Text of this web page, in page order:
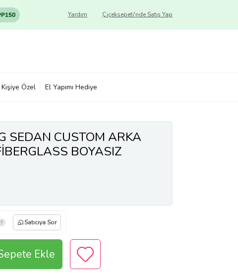
Çiçeksepeti'nde Satış Yap
Yardım
Kişiye Özel El Yapımı Hediye
SEDAN CUSTOM ARKA
BOYASIZ
Satıcıya Sor
Ekle